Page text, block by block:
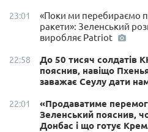
23:01
«Поки ми перебираємо
ракети»: Зеленський
виробляє Patriot
22:58
До 50 тисяч солдатів
пояснив, навіщо
заважає Сеулу дати
22:01
«Продаватиме
Зеленський пояснив,
Донбас і що готує